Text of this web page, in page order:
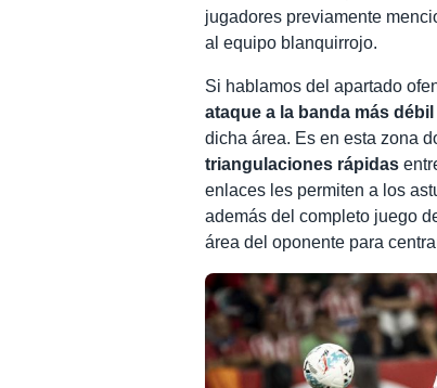
jugadores previamente
al equipo blanquirrojo.
Si hablamos del apartado
ataque a la banda más
dicha área. Es en esta zona
triangulaciones rápidas
enlaces les permiten a los
además del completo juego
área del oponente para